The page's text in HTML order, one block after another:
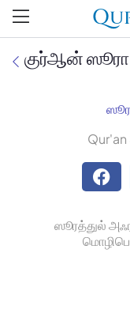
Jan Trust
Mufti Omar Sheriff
குர்ஆன்
Qur'an
ஸூரத்துல்